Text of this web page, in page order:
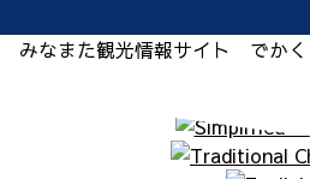
みなまた観光情報サイト でか